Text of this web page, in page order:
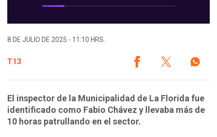
8 DE JULIO DE 2025 - 11:10 HRS.
T13
El inspector de la Municipalidad de La Florida fue
identificado como Fabio Chávez y llevaba más de
10 horas patrullando en el sector.